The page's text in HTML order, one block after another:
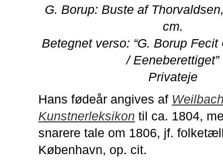
G. Borup: Buste af
cm.
Betegnet verso: “G. Borup
/ Eeneberettiget”
Privateje
Hans fødeår angives af
Kunstnerleksikon til ca. 1804,
snarere tale om 1806, jf.
København, op. cit.